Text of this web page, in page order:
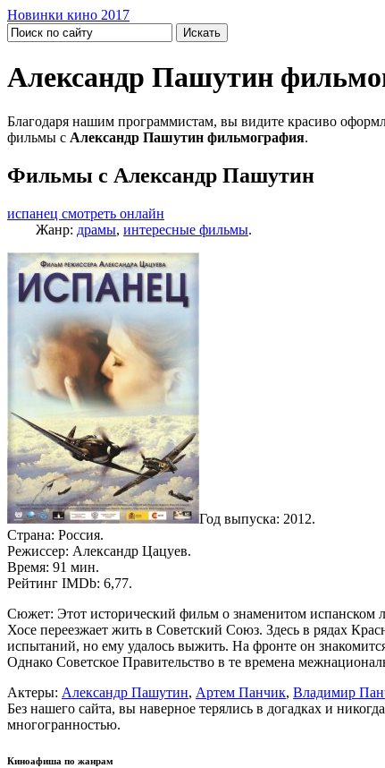
Новинки кино 2017
Александр Пашутин
Благодаря нашим программистам, вы видите красиво
фильмы с Александр Пашутин фильмография.
Фильмы с Александр Пашутин
испанец смотреть онлайн
Жанр: драмы, интересные фильмы.
Год выпуска: 2012.
Страна: Россия.
Режиссер: Александр Цацуев.
Время: 91 мин.
Рейтинг IMDb: 6,77.
Сюжет: Этот исторический фильм о знаменитом испанском
Хосе переезжает жить в Советский Союз. Здесь в рядах
испытаний, но ему удалось выжить. На фронте он
Однако Советское Правительство в те времена
Актеры: Александр Пашутин, Артем Панчик, Владимир
Без нашего сайта, вы наверное терялись в догадках и
многогранностью.
Киноафиша по жанрам